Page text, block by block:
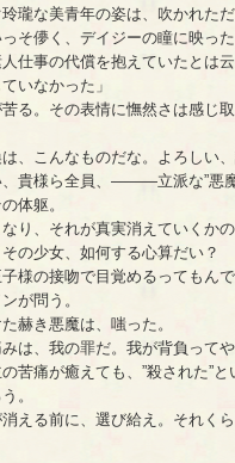
瓏な美青年の姿は、吹かれた
そ儚く、デイジーの瞳に映った
人仕事の代償を抱えていたとは
いなかった」
る。その表情に憮然さは感じ
は、こんなものだな。よろしい
貴様ら全員、―――立派な”悪魔
体躯。
り、それが真実消えていくかの
の少女、如何する心算だい？
様の接吻で目覚めるってもんで
が問う。
赫き悪魔は、嗤った。
みは、我の罪だ。我が背負ってや
苦痛が癒えても、”殺された”
。
る前に、選び給え。それくら